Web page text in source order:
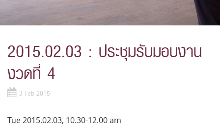
2015.02.03 : ประชุมรับมอบงาน
งวดที่ 4
3 Feb 2015
Tue 2015.02.03, 10.30-12.00 am